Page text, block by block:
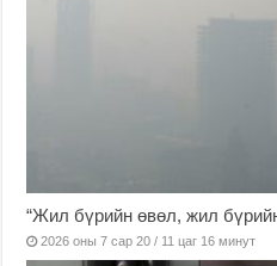
“Жил бүрийн өвөл, жил
2026 оны 7 сар 20 / 11 цаг 16 минут